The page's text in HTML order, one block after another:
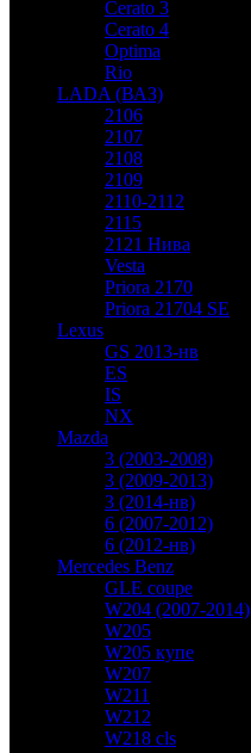
Cerato 3
Cerato 4
Optima
Rio
LADA (ВАЗ)
2106
2107
2108
2109
2110-2112
2115
2121 Нива
Vesta
Priora 2170
Priora 21704 SE
Lexus
GS 2013-нв
ES
IS
NX
Mazda
3 (2003-2008)
3 (2009-2013)
3 (2014-нв)
6 (2007-2012)
6 (2012-нв)
Mercedes Benz
GLE coupe
W204 (2007-2014)
W205
W205 купе
W207
W211
W212
W218 cls